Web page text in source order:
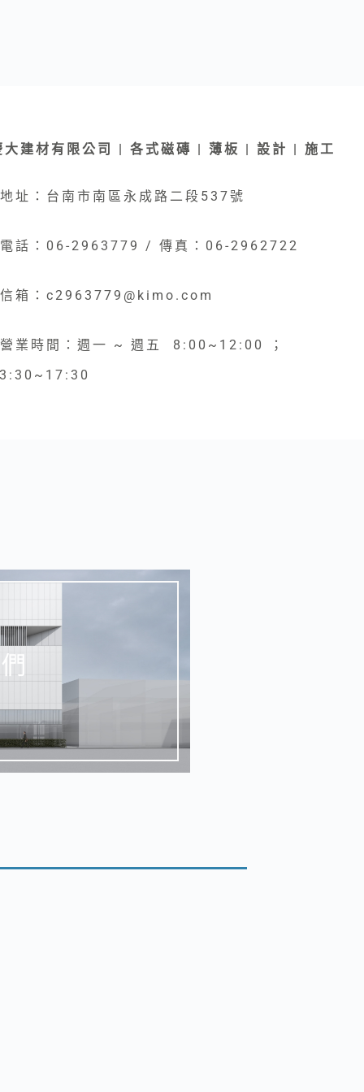
大建材有限公司 | 各式磁磚 | 薄板 | 設計 | 施工
址：台南市南區永成路二段537號
話：06-2963779 / 傳真：06-2962722
箱：c2963779@kimo.com
業時間：週一 ~ 週五 8:00~12:00 ；